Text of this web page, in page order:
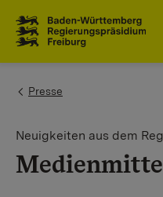
You are here:
Presse
Neuigkeiten aus dem